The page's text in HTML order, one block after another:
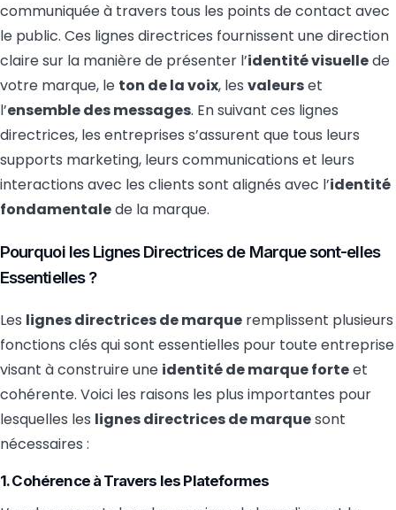
communiquée à travers tous les points de contact avec
le public. Ces lignes directrices fournissent une direction
claire sur la manière de présenter l’identité visuellede
votre marque, le ton de la voix, les valeurset
l’ensemble des messages. En suivant ces lignes
directrices, les entreprises s’assurent que tous leurs
supports marketing, leurs communications et leurs
interactions avec les clients sont alignés avec l’identité
fondamentalede la marque.
Pourquoi les Lignes Directrices de Marque sont-elles
Essentielles ?
Les lignes directrices de marque remplissent plusieurs
fonctions clés qui sont essentielles pour toute entreprise
visant à construire une identité de marque forteet
cohérente. Voici les raisons les plus importantes pour
lesquelles les lignes directrices de marquesont
nécessaires :
1. Cohérence à Travers les Plateformes